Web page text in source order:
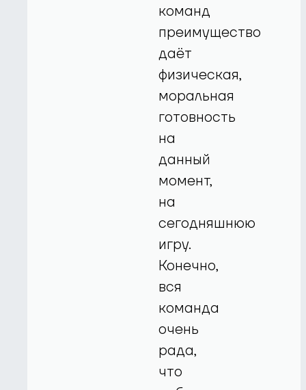
команд
преимущество
даёт
физическая,
моральная
готовность
на
данный
момент,
на
сегодняшнюю
игру.
Конечно,
вся
команда
очень
рада,
что